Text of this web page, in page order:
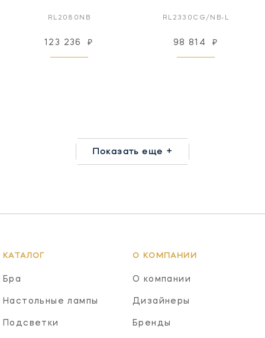
RL2080NB
123 236 ₽
RL2330CG/NB-L
98 814 ₽
Показать еще +
КАТАЛОГ
Бра
Настольные лампы
Подсветки
О КОМПАНИИ
О компании
Дизайнеры
Бренды